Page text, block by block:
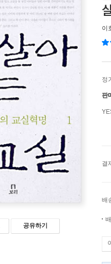
공유하기
이
정
판
결
배